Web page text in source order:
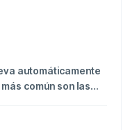
automáticamente
común son las